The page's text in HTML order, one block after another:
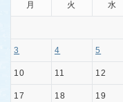
月 火 水
3 4 5
10 11 12
17 18 19